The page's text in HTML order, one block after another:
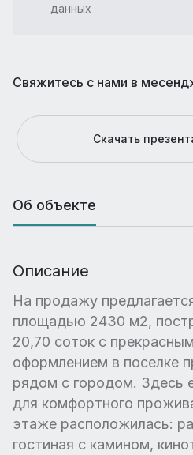
данных
Свяжитесь с нами в
Скачать
Об объекте
Описание
На продажу
площадью 2430 м2,
20,70 соток с
оформлением в поселке
рядом с городом. Здесь
для комфортного
этаже расположилась:
гостиная с камином,